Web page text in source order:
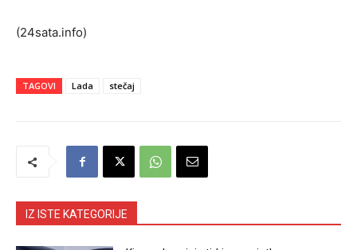
(24sata.info)
TAGOVI Lada stečaj
IZ ISTE KATEGORIJE